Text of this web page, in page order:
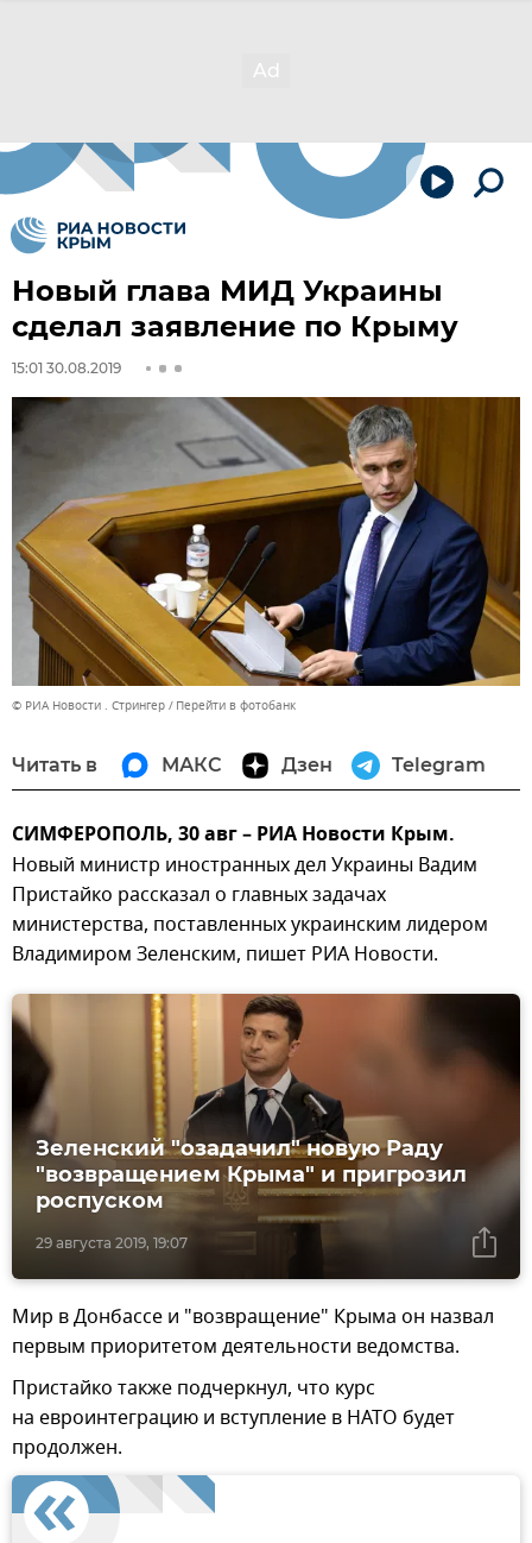
Новый глава МИД Украины
сделал заявление по Крыму
15:01 30.08.2019
© РИА Новости . Стрингер Перейти в фотобанк
Читать в МАКС Дзен Telegram
СИМФЕРОПОЛЬ, 30 авг – РИА Новости Крым.
Новый министр иностранных дел Украины Вадим
Пристайко рассказал о главных задачах
министерства, поставленных украинским лидером
Владимиром Зеленским, пишет РИА Новости.
29 августа 2019, 19:07
Зеленский "озадачил" новую Раду
"возвращением Крыма" и пригрозил
роспуском
Мир в Донбассе и "возвращение" Крыма он назвал
первым приоритетом деятельности ведомства.
Пристайко также подчеркнул, что курс
на евроинтеграцию и вступление в НАТО будет
продолжен.